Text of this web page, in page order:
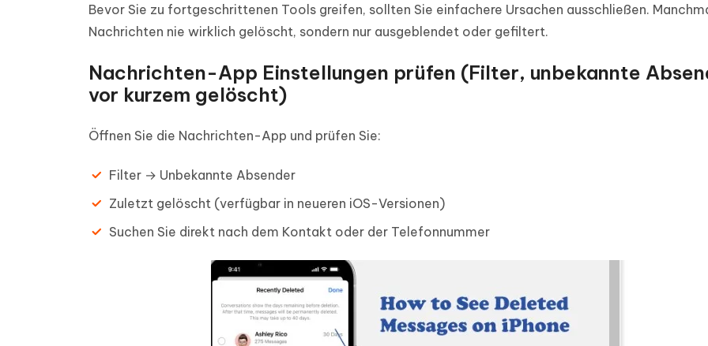
Bevor Sie zu fortgeschrittenen Tools greifen, sollten Sie einfachere Ursachen ausschließen.
Nachrichten nie wirklich gelöscht, sondern nur ausgeblendet oder gefiltert.
Nachrichten-App Einstellungen prüfen (Filter, unbekannte
vor kurzem gelöscht)
Öffnen Sie die Nachrichten-App und prüfen Sie:
Filter → Unbekannte Absender
Zuletzt gelöscht (verfügbar in neueren iOS-Versionen)
Suchen Sie direkt nach dem Kontakt oder der Telefonnummer